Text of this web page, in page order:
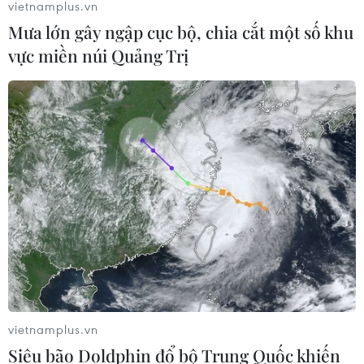
Ukraine tiếp tục dội UAV vào
kho hàng của nền tảng bán lẻ lớn tại
Nga
03/08/2026 15:02
Viện kiểm sát truy tố Shark
Bình về tội rửa tiền 320 tỷ đồng
03/08/2026 04:36
Iran phủ nhận tuyên bố của
ông Trump về đề nghị dừng không
vietnamplus.vn
Mưa lớn gây ngập cục bộ, chia cắt một số khu
vực miền núi Quảng Trị
vietnamplus.vn
Siêu bão Doldphin đổ bộ Trung Quốc khiến